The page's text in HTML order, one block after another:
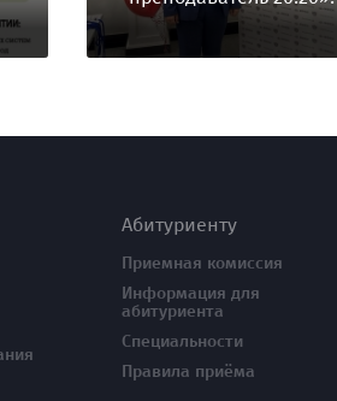
Абитуриенту
Приемная комиссия
Информация для
абитуриента
Специальности
Правила приёма